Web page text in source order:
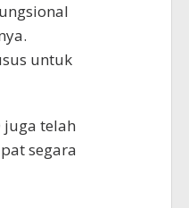
untuk
telah
segara